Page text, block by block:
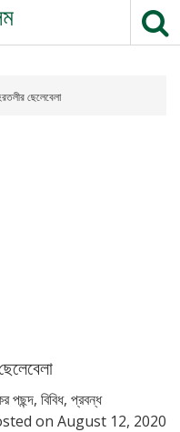
ছেলেবেলা
পছন্দ, বিবিধ, প্রবন্ধ
on August 12, 2020